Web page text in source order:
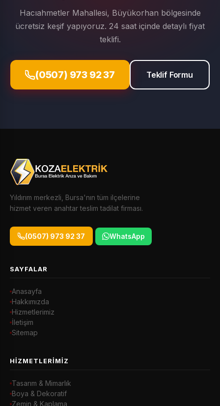
Hacıahmetler Mahallesi, Büyükorhan bölgesinde
ücretsiz keşif yapıyoruz. 24 saat içinde detaylı fiyat
teklifi.
(0507) 973 92 37 Teklif Formu
Yıldırım merkezli, Bursa'nın tüm ilçelerine
hizmet veren anahtar teslim tadilat firması.
(0507) 973 92 37 WhatsApp
SAYFALAR
Anasayfa
Hakkımızda
Hizmetlerimiz
İletişim
Sitemap
HIZMETLERIMIZ
Tasarım & Mimarlık
Boya & Dekoratif
Zemin & Kaplama